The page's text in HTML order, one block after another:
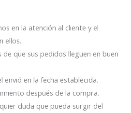
en la atención al cliente y el
ellos.
de que sus pedidos lleguen en buen
envió en la fecha establecida.
después de la compra.
duda que pueda surgir del